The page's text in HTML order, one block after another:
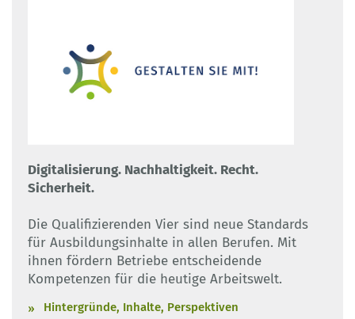
Digitalisierung. Nachhaltigkeit. Recht.
Sicherheit.
Die Qualifizierenden Vier sind neue Standards
für Ausbildungsinhalte in allen Berufen. Mit
ihnen fördern Betriebe entscheidende
Kompetenzen für die heutige Arbeitswelt.
Hintergründe, Inhalte, Perspektiven